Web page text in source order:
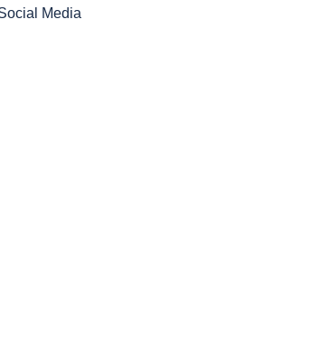
Media